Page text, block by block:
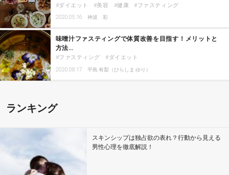
ダイエット 美容 健康 ファスティング
2020.05.16 神波 彩
味噌汁ファスティングで体質改善を目指す！メリットと
方法…
ファスティング ダイエット
2020.08.17 平島 有梨（ひらしま ゆり）
ランキング
スキンシップは独占欲の表れ？行動から見える
男性心理を徹底解説！